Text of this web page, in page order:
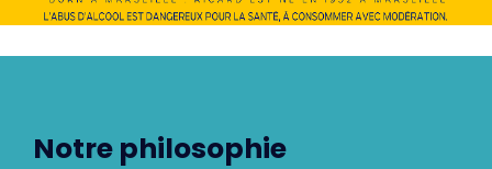
Notre philosophie